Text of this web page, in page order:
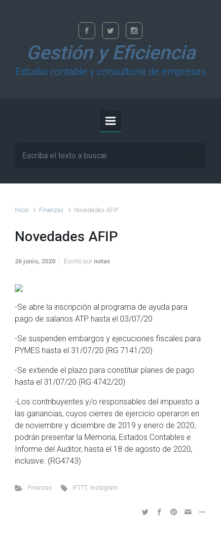
Gestión y Eficiencia
Estudio contable y consultoría de empresas
Inicio Finanzas Novedades AFIP
Novedades AFIP
26 junio, 2020 Escrito por notas
-Se abre la inscripción al programa de ayuda para
pago de salarios ATP hasta el 03/07/20
-Se suspenden embargos y ejecuciones fiscales para
PYMES hasta el 31/07/20 (RG 7141/20)
-Se extiende el plazo para constituir planes de pago
hasta el 31/07/20 (RG 4742/20)
-Los contribuyentes y/o responsables del impuesto a
las ganancias, cuyos cierres de ejercicio operaron en
de noviembre y diciembre de 2019 y enero de 2020,
podrán presentar la Memoria, Estados Contables e
Informe del Auditor, hasta el 18 de agosto de 2020,
inclusive. (RG4743)
Finanzas IFTTT, Instagram